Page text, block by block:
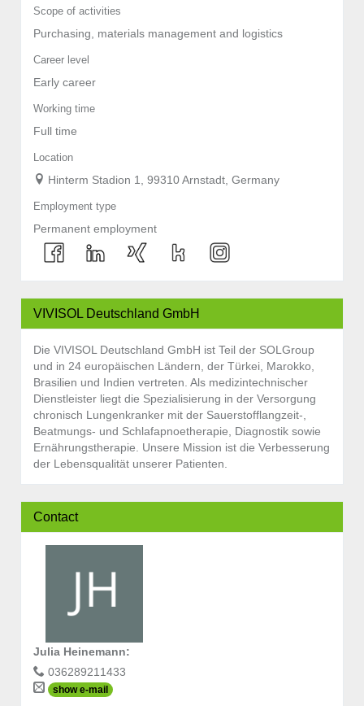
Scope of activities
Purchasing, materials management and logistics
Career level
Early career
Working time
Full time
Location
Hinterm Stadion 1, 99310 Arnstadt, Germany
Employment type
Permanent employment
VIVISOL Deutschland GmbH
Die VIVISOL Deutschland GmbH ist Teil der SOLGroup
und in 24 europäischen Ländern, der Türkei, Marokko,
Brasilien und Indien vertreten. Als medizintechnischer
Dienstleister liegt die Spezialisierung in der Versorgung
chronisch Lungenkranker mit der Sauerstofflangzeit-,
Beatmungs- und Schlafapnoetherapie, Diagnostik sowie
Ernährungstherapie. Unsere Mission ist die Verbesserung
der Lebensqualität unserer Patienten.
Contact
Julia Heinemann:
036289211433
show e-mail